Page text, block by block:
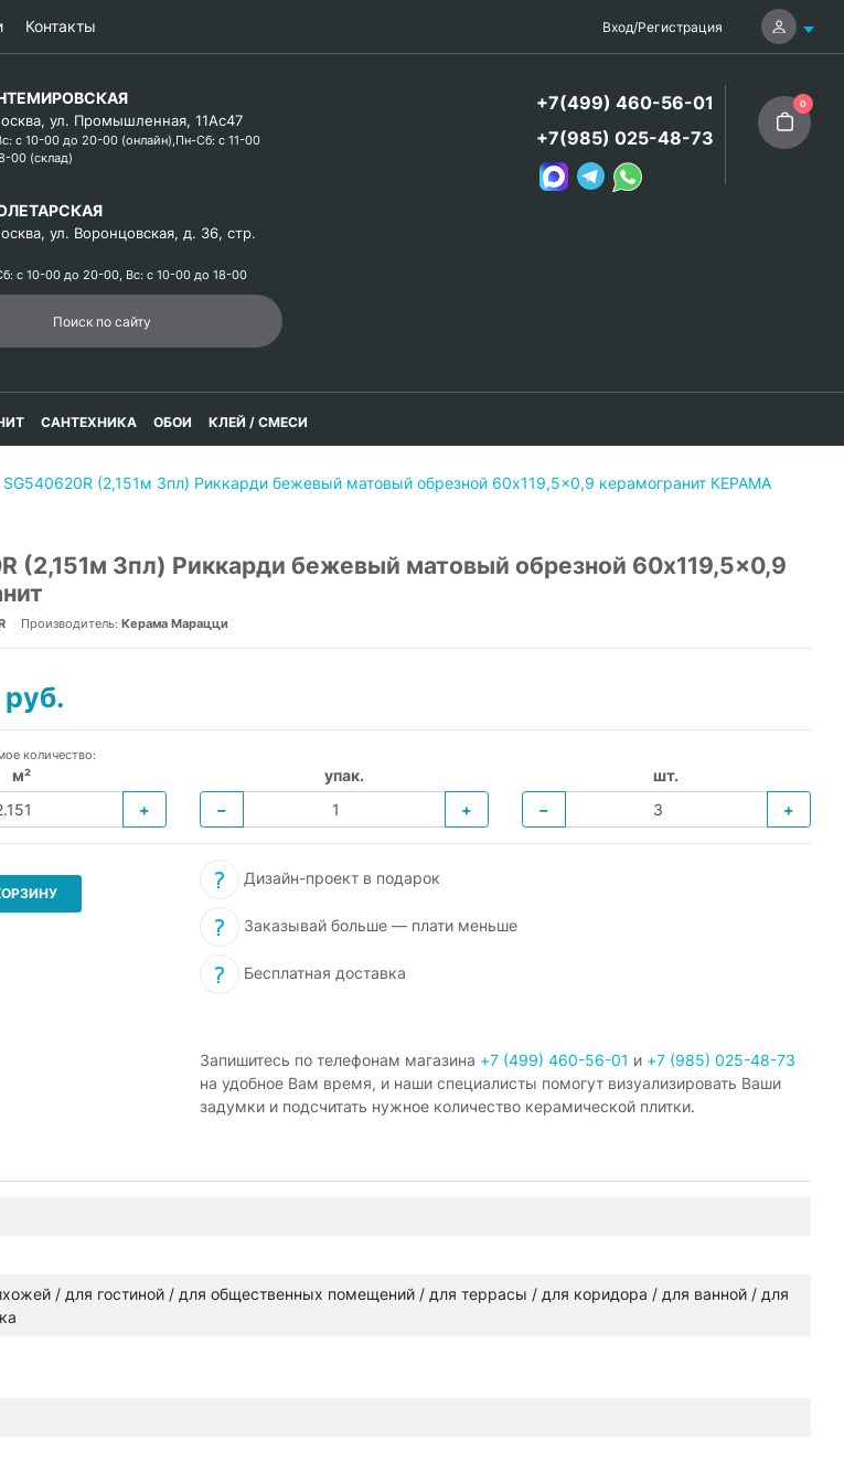
Контакты Вход/Регистрация
ул. Промышленная, 11Ас47
с 10-00 до 20-00 (онлайн),Пн-Сб: с 11-00
00 (склад)
ул. Воронцовская, д. 36, стр.
с 10-00 до 20-00, Вс: с 10-00 до 18-00
+7(499) 460-56-01
+7(985) 025-48-73
0
САНТЕХНИКА ОБОИ КЛЕЙ / СМЕСИ
SG540620R (2,151м 3пл) Риккарди бежевый матовый обрезной 60x119,5x0,9 керамогранит КЕРАМА
(2,151м 3пл) Риккарди бежевый матовый обрезной 60x119,5x0,9
Производитель: Керама Марацци
количество:
м²
+
упак.
−
+
шт.
−
+
Дизайн-проект в подарок
Заказывай больше — плати меньше
Бесплатная доставка
Запишитесь по телефонам магазина +7 (499) 460-56-01 и +7 (985) 025-48-73
на удобное Вам время, и наши специалисты помогут визуализировать Ваши
задумки и подсчитать нужное количество керамической плитки.
/ для гостиной / для общественных помещений / для террасы / для коридора / для ванной / для